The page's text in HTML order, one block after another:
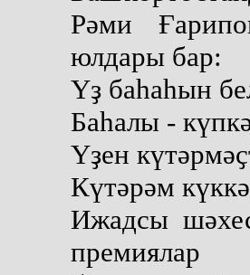
Рәми
юлдары бар:
Үҙ баһаһын
Баһалы -
Үҙен
Күтәрәм
Ижадсы